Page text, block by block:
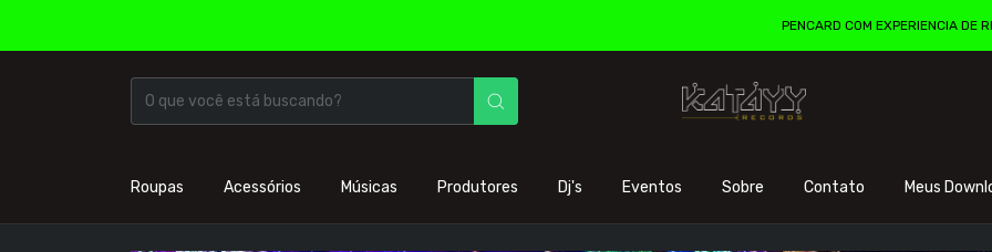
PENCARD COM EXPERIENCIA DE
Roupas Acessórios Músicas Produtores Dj's Eventos Sobre Contato Meus